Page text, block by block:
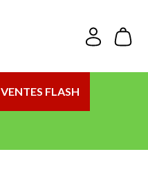
VENTES FLASH